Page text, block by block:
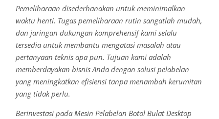
Pemeliharaan disederhanakan untuk meminimalkan
waktu henti. Tugas pemeliharaan rutin sangatlah mudah,
dan jaringan dukungan komprehensif kami selalu
tersedia untuk membantu mengatasi masalah atau
pertanyaan teknis apa pun. Tujuan kami adalah
memberdayakan bisnis Anda dengan solusi pelabelan
yang meningkatkan efisiensi tanpa menambah kerumitan
yang tidak perlu.
Berinvestasi pada Mesin Pelabelan Botol Bulat Desktop